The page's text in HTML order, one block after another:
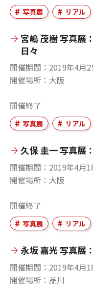
写真展 リアル
宮嶋 茂樹 写真展
日々
開催期間
2019年4月
開催場所
大阪
開催終了
写真展 リアル
久保 圭一 写真展
開催期間
2019年4月
開催場所
大阪
開催終了
写真展 リアル
永坂 嘉光 写真展
開催期間
2019年4月
開催場所
品川